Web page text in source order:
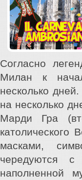
Согласно
Милан к
несколько
на несколько
Марди Гра
католического
масками,
чередуются
наполненной